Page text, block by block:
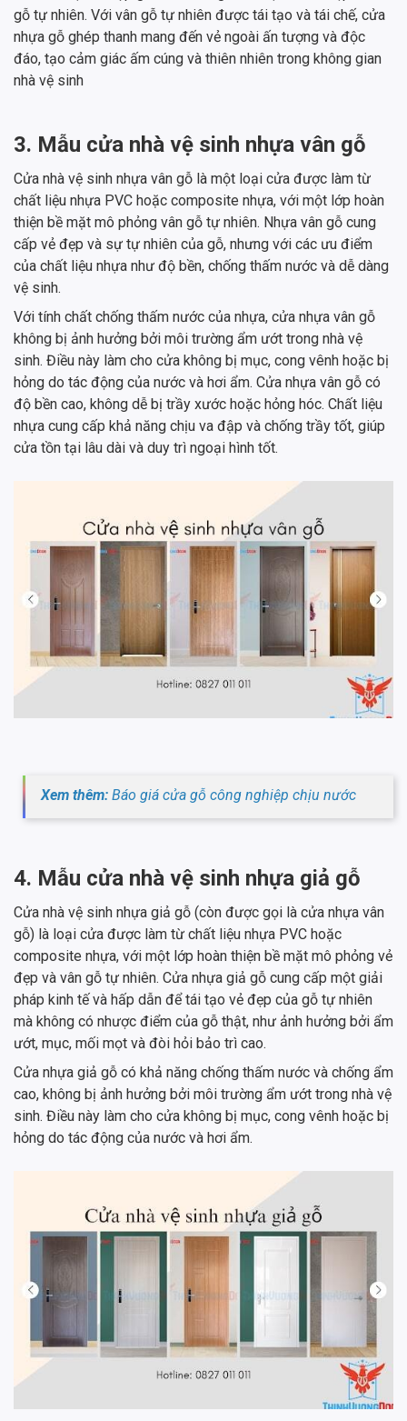
gỗ tự nhiên. Với vân gỗ tự nhiên được tái tạo và tái chế, cửa
nhựa gỗ ghép thanh mang đến vẻ ngoài ấn tượng và độc
đáo, tạo cảm giác ấm cúng và thiên nhiên trong không gian
nhà vệ sinh
3. Mẫu cửa nhà vệ sinh nhựa vân gỗ
Cửa nhà vệ sinh nhựa vân gỗ là một loại cửa được làm từ
chất liệu nhựa PVC hoặc composite nhựa, với một lớp hoàn
thiện bề mặt mô phỏng vân gỗ tự nhiên. Nhựa vân gỗ cung
cấp vẻ đẹp và sự tự nhiên của gỗ, nhưng với các ưu điểm
của chất liệu nhựa như độ bền, chống thấm nước và dễ dàng
vệ sinh.
Với tính chất chống thấm nước của nhựa, cửa nhựa vân gỗ
không bị ảnh hưởng bởi môi trường ẩm ướt trong nhà vệ
sinh. Điều này làm cho cửa không bị mục, cong vênh hoặc bị
hỏng do tác động của nước và hơi ẩm. Cửa nhựa vân gỗ có
độ bền cao, không dễ bị trầy xước hoặc hỏng hóc. Chất liệu
nhựa cung cấp khả năng chịu va đập và chống trầy tốt, giúp
cửa tồn tại lâu dài và duy trì ngoại hình tốt.
Xem thêm: Báo giá cửa gỗ công nghiệp chịu nước
4. Mẫu cửa nhà vệ sinh nhựa giả gỗ
Cửa nhà vệ sinh nhựa giả gỗ (còn được gọi là cửa nhựa vân
gỗ) là loại cửa được làm từ chất liệu nhựa PVC hoặc
composite nhựa, với một lớp hoàn thiện bề mặt mô phỏng vẻ
đẹp và vân gỗ tự nhiên. Cửa nhựa giả gỗ cung cấp một giải
pháp kinh tế và hấp dẫn để tái tạo vẻ đẹp của gỗ tự nhiên
mà không có nhược điểm của gỗ thật, như ảnh hưởng bởi ẩm
ướt, mục, mối mọt và đòi hỏi bảo trì cao.
Cửa nhựa giả gỗ có khả năng chống thấm nước và chống ẩm
cao, không bị ảnh hưởng bởi môi trường ẩm ướt trong nhà vệ
sinh. Điều này làm cho cửa không bị mục, cong vênh hoặc bị
hỏng do tác động của nước và hơi ẩm.